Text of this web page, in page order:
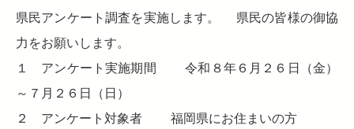
県民アンケート調査を実施します。 県民の皆様の御協
力をお願いします。
１ アンケート実施期間 令和８年６月２６日（金）
～７月２６日（日）
２ アンケート対象者 福岡県にお住まいの方